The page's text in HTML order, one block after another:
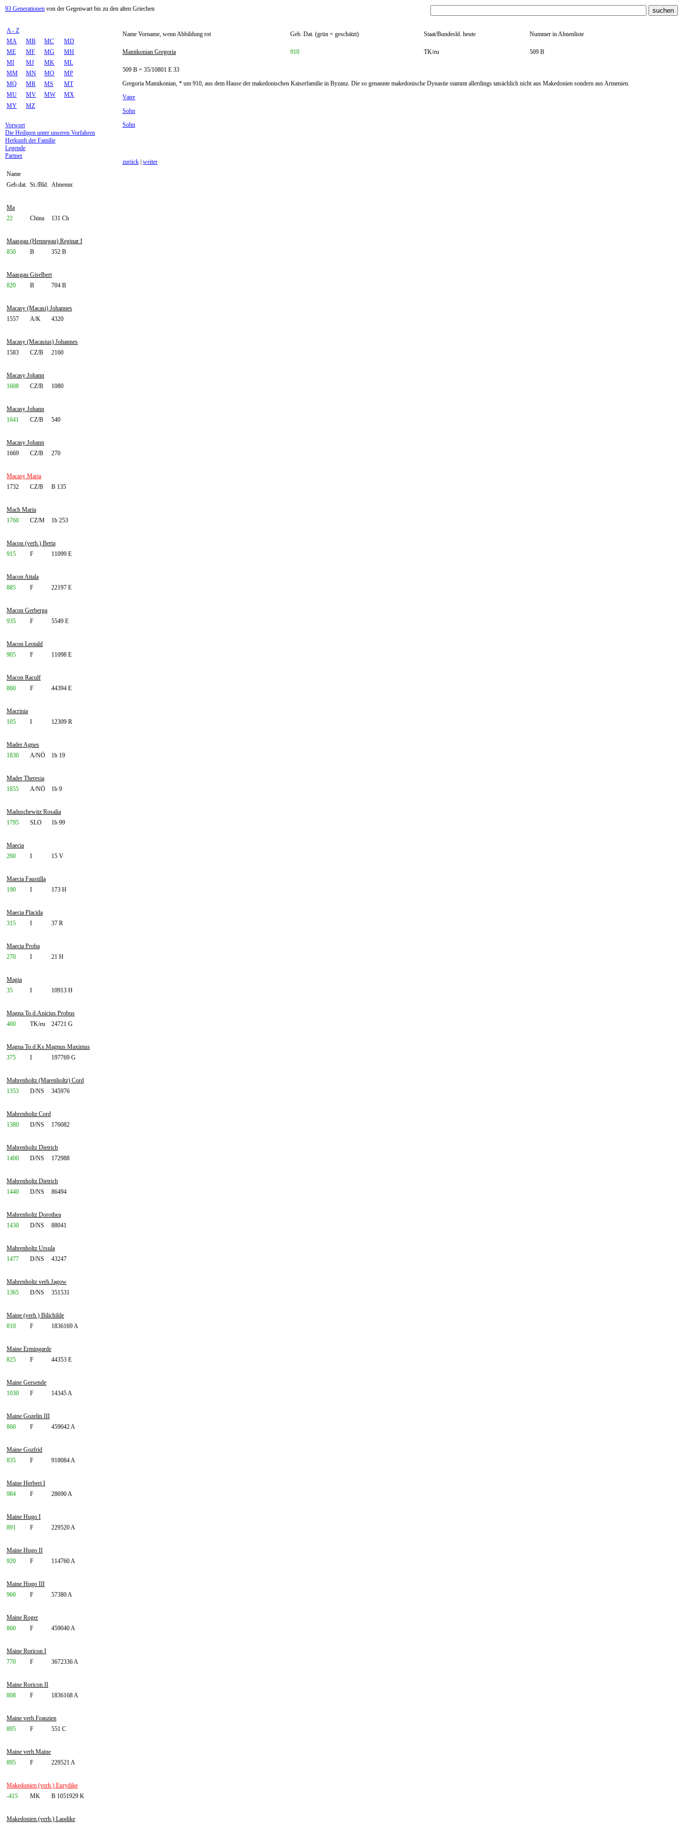
93 Generationen von der Gegenwart bis zu den alten Griechen
A - Z
MA
MB MC
MD
ME
MF MG
MH
MI
MJ MK
ML
MM
MN MO
MP
MQ
MR MS
MT
MU
MV MW
MX
MY
MZ
Vorwort
Die Heiligen unter unseren Vorfahren
Herkunft der Familie
Legende
Partner
Name
Geb.dat. St./Bld. Ahnennr.
Ma
22
China 131 Ch
Maasgau (Hennegau) Reginar I
850
B 352 B
Maasgau Giselbert
820
B 704 B
Macasy (Macasi) Johannes
1557
A/K 4320
Macasy (Macasius) Johannes
1583
CZ/B 2160
Macasy Johann
1608
CZ/B 1080
Macasy Johann
1641
CZ/B 540
Macasy Johann
1669
CZ/B 270
Macasy Maria
1732
CZ/B B 135
Mach Maria
1760
CZ/M 1b 253
Macon (verh.) Berta
915
F 11099 E
Macon Attala
885
F 22197 E
Macon Gerberga
935
F 5549 E
Macon Leotald
905
F 11098 E
Macon Raculf
860
F 44394 E
Macrinia
105
I 12309 R
Mader Agnes
1830
A/NÖ 1b 19
Mader Theresia
1855
A/NÖ 1b 9
Maduschewitz Rosalia
1795
SLO 1b 99
Maecia
260
I 15 V
Maecia Faustilla
190
I 173 H
Maecia Placida
315
I 37 R
Maecia Proba
270
I 21 H
Magia
35
I 10913 H
Magna To.d.Anicius Probus
460
TK/eu 24721 G
Magna To.d.Ks.Magnus Maximus
375
I 197769 G
Mahrenholtz (Marenholtz) Cord
1353
D/NS 345976
Mahrenholtz Cord
1380
D/NS 176082
Mahrenholtz Dietrich
1400
D/NS 172988
Mahrenholtz Dietrich
1440
D/NS 86494
Mahrenholtz Dorothea
1430
D/NS 88041
Mahrenholtz Ursula
1477
D/NS 43247
Mahrenholtz verh.Jagow
1365
D/NS 351531
Maine (verh.) Bilichilde
810
F 1836169 A
Maine Ermingarde
825
F 44353 E
Maine Gersende
1030
F 14345 A
Maine Gozelin III
860
F 459042 A
Maine Gozfrid
835
F 918084 A
Maine Herbert I
984
F 28690 A
Maine Hugo I
891
F 229520 A
Maine Hugo II
920
F 114760 A
Maine Hugo III
960
F 57380 A
Maine Roger
860
F 459040 A
Maine Roricon I
770
F 3672336 A
Maine Roricon II
808
F 1836168 A
Maine verh.Franzien
895
F 551 C
Maine verh.Maine
895
F 229521 A
Makedonien (verh.) Eurydike
-415
MK B 1051929 K
Makedonien (verh.) Laodike
Name Vorname, wenn Abbildung rot Geb. Dat. (grün = geschätzt) Staat/Bundesld. heute Nummer in Ahnenliste
Mamikonian Gregoria 910 TK/eu 509 B
509 B = 35/10801 E 33
Gregoria Mamikonian, * um 910, aus dem Hause der makedonischen Kaiserfamilie in Byzanz. Die so genannte makedonische Dynastie stammt allerdings tatsächlich nicht aus Makedonien sondern aus Armenien.
Vater
Sohn
Sohn
zurück weiter